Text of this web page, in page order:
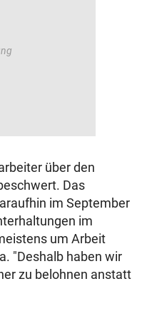
über den
Das
im September
im
um Arbeit
"Deshalb haben wir
zu belohnen anstatt